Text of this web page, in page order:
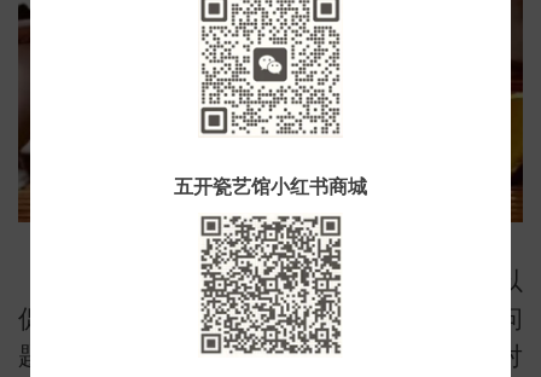
五开瓷艺馆小红书商城
除此之外，适当的饮用昔归普洱茶还可以
促进人体血液循环，促进人体新陈代谢的问
题，对于一些血管压力大的人，适当饮用对